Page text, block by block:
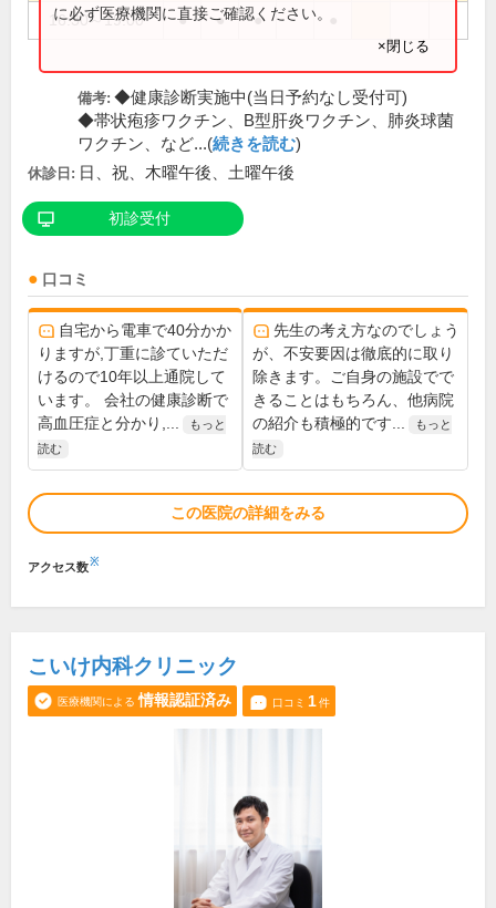
16:30～19:00 ● ● ●
に必ず医療機関に直接ご確認ください。
×閉じる
備考: ◆健康診断実施中(当日予約なし受付可)
◆帯状疱疹ワクチン、B型肝炎ワクチン、肺炎球菌
ワクチン、など...(続きを読む)
休診日: 日、祝、木曜午後、土曜午後
初診受付
口コミ
自宅から電車で40分かか
りますが,丁重に診ていただ
けるので10年以上通院して
います。 会社の健康診断で
高血圧症と分かり,...
もっと
読む
先生の考え方なのでしょう
が、不安要因は徹底的に取り
除きます。ご自身の施設でで
きることはもちろん、他病院
の紹介も積極的です...
もっと
読む
この医院の詳細をみる
アクセス数※
こいけ内科クリニック
医療機関による 情報認証済み 口コミ 1件